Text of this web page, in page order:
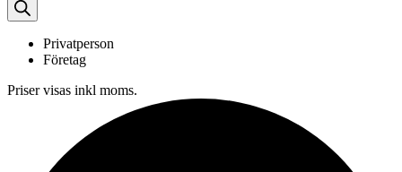
Privatperson
Företag
Priser visas inkl moms.